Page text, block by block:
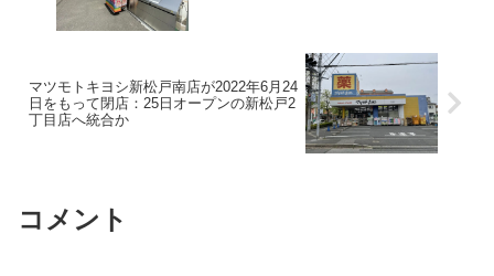
マツモトキヨシ新松戸南店が2022年6月24
日をもって閉店：25日オープンの新松戸2
丁目店へ統合か
コメント